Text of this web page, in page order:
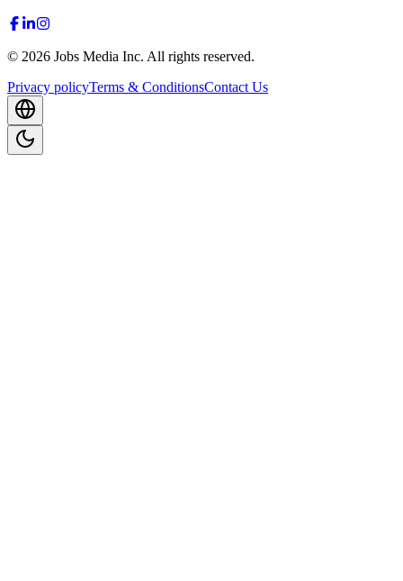
© 2026 Jobs Media Inc. All rights reserved.
Privacy policyTerms & ConditionsContact Us